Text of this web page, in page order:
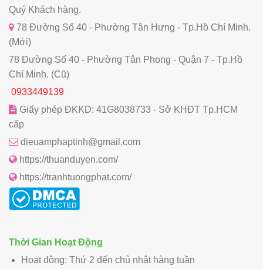
Quý Khách hàng.
78 Đường Số 40 - Phường Tân Hưng - Tp.Hồ Chí Minh.
(Mới)
78 Đường Số 40 - Phường Tân Phong - Quận 7 - Tp.Hồ
Chí Minh. (Cũ)
0933449139
Giấy phép ĐKKD: 41G8038733 - Sở KHĐT Tp.HCM
cấp
dieuamphaptinh@gmail.com
https://thuanduyen.com/
https://tranhtuongphat.com/
Thời Gian Hoạt Động
Hoạt động: Thứ 2 đến chủ nhật hàng tuần